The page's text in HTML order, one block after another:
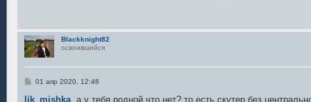
и
е
Blackknight82
освоившийся
С
о
01 апр 2020, 12:46
lik_mishka, а у тебя родной что нет? то есть скутер без